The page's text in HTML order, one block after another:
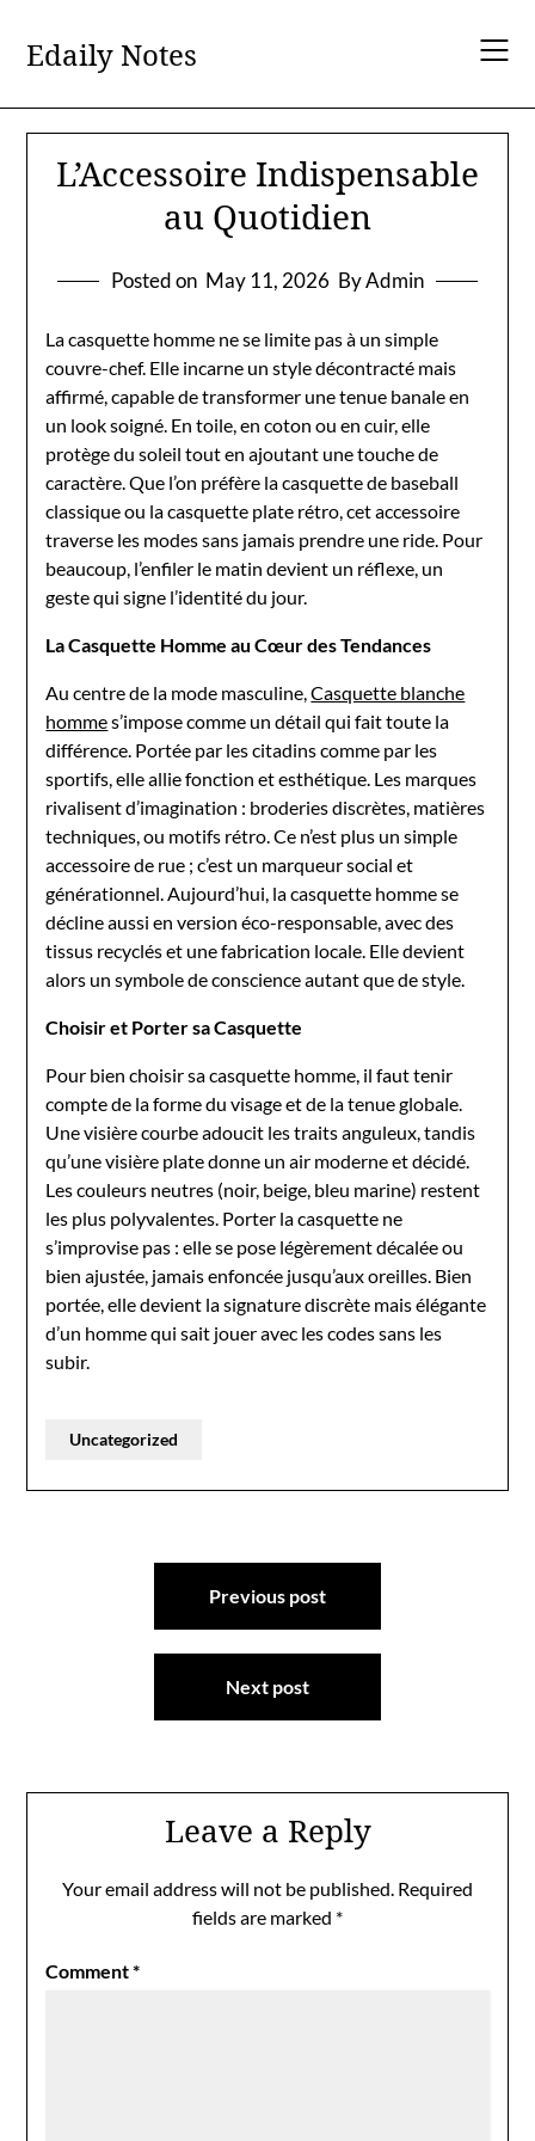
content
Edaily Notes
L’Accessoire Indispensable
au Quotidien
Posted on May 11, 2026 By Admin
La casquette homme ne se limite pas à un simple
couvre-chef. Elle incarne un style décontracté mais
affirmé, capable de transformer une tenue banale en
un look soigné. En toile, en coton ou en cuir, elle
protège du soleil tout en ajoutant une touche de
caractère. Que l’on préfère la casquette de baseball
classique ou la casquette plate rétro, cet accessoire
traverse les modes sans jamais prendre une ride. Pour
beaucoup, l’enfiler le matin devient un réflexe, un
geste qui signe l’identité du jour.
La Casquette Homme au Cœur des Tendances
Au centre de la mode masculine,Casquette blanche
hommes’impose comme un détail qui fait toute la
différence. Portée par les citadins comme par les
sportifs, elle allie fonction et esthétique. Les marques
rivalisent d’imagination : broderies discrètes, matières
techniques, ou motifs rétro. Ce n’est plus un simple
accessoire de rue ; c’est un marqueur social et
générationnel. Aujourd’hui, la casquette homme se
décline aussi en version éco-responsable, avec des
tissus recyclés et une fabrication locale. Elle devient
alors un symbole de conscience autant que de style.
Choisir et Porter sa Casquette
Pour bien choisir sa casquette homme, il faut tenir
compte de la forme du visage et de la tenue globale.
Une visière courbe adoucit les traits anguleux, tandis
qu’une visière plate donne un air moderne et décidé.
Les couleurs neutres (noir, beige, bleu marine) restent
les plus polyvalentes. Porter la casquette ne
s’improvise pas : elle se pose légèrement décalée ou
bien ajustée, jamais enfoncée jusqu’aux oreilles. Bien
portée, elle devient la signature discrète mais élégante
d’un homme qui sait jouer avec les codes sans les
subir.
Uncategorized
Previous post
Next post
Leave a Reply
Your email address will not be published. Required
fields are marked *
Comment*